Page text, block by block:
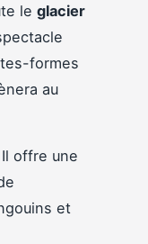
le glacier
formes
au
offre une
et